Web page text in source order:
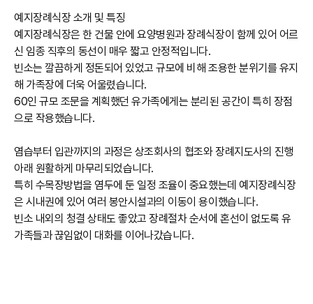
예지장례식장 소개 및 특징
예지장례식장은 한 건물 안에 요양병원과 장례식장이 함께 있어 어르
신 임종 직후의 동선이 매우 짧고 안정적입니다.
빈소는 깔끔하게 정돈되어 있었고 규모에 비해 조용한 분위기를 유지
해 가족장에 더욱 어울렸습니다.
60인 규모 조문을 계획했던 유가족에게는 분리된 공간이 특히 장점
으로 작용했습니다.
염습부터 입관까지의 과정은 상조회사의 협조와 장례지도사의 진행
아래 원활하게 마무리되었습니다.
특히 수목장방법을 염두에 둔 일정 조율이 중요했는데 예지장례식장
은 시내권에 있어 여러 봉안시설과의 이동이 용이했습니다.
빈소 내외의 청결 상태도 좋았고 장례절차 순서에 혼선이 없도록 유
가족들과 끊임없이 대화를 이어나갔습니다.